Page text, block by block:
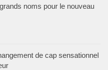
noms pour le nouveau
de cap sensationnel